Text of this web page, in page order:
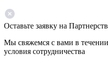
Оставьте заявку на
Мы свяжемся с вами в
условия сотрудничества